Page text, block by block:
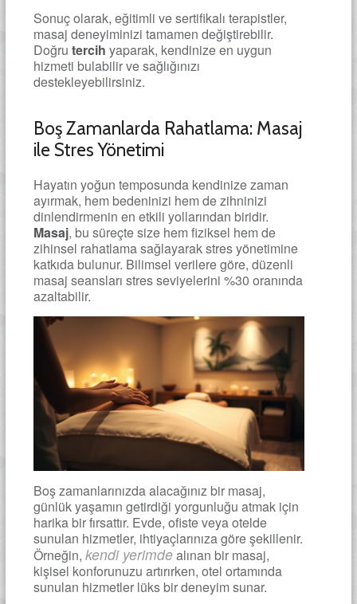
Sonuç olarak, eğitimli ve sertifikalı terapistler,
masaj deneyiminizi tamamen değiştirebilir.
Doğru tercih yaparak, kendinize en uygun
hizmeti bulabilir ve sağlığınızı
destekleyebilirsiniz.
Boş Zamanlarda Rahatlama: Masaj
ile Stres Yönetimi
Hayatın yoğun temposunda kendinize zaman
ayırmak, hem bedeninizi hem de zihninizi
dinlendirmenin en etkili yollarından biridir.
Masaj, bu süreçte size hem fiziksel hem de
zihinsel rahatlama sağlayarak stres yönetimine
katkıda bulunur. Bilimsel verilere göre, düzenli
masaj seansları stres seviyelerini %30 oranında
azaltabilir.
Boş zamanlarınızda alacağınız bir masaj,
günlük yaşamın getirdiği yorgunluğu atmak için
harika bir fırsattır. Evde, ofiste veya otelde
sunulan hizmetler, ihtiyaçlarınıza göre şekillenir.
Örneğin, kendi yerimdealınan bir masaj,
kişisel konforunuzu artırırken, otel ortamında
sunulan hizmetler lüks bir deneyim sunar.